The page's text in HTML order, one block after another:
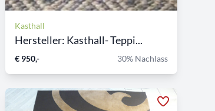
Kasthall
Hersteller: Kasthall- Teppi...
€ 950,- 30% Nachlass